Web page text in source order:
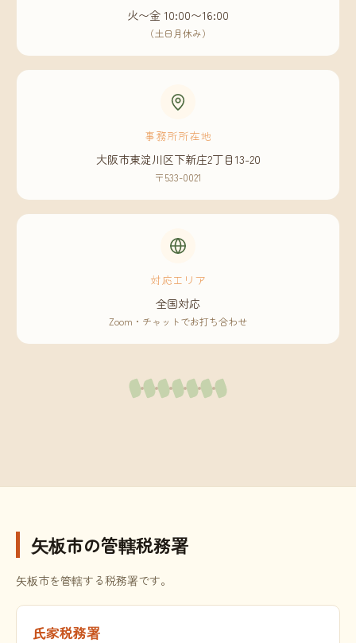
火〜金 10:00〜16:00
（土日月休み）
事務所所在地
大阪市東淀川区下新庄2丁目13-20
〒533-0021
対応エリア
全国対応
Zoom・チャットでお打ち合わせ
矢板市の管轄税務署
矢板市を管轄する税務署です。
氏家税務署